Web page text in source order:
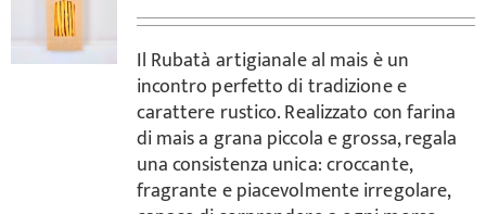
Il Rubatà artigianale al mais è un
incontro perfetto di tradizione e
carattere rustico. Realizzato con farina
di mais a grana piccola e grossa, regala
una consistenza unica: croccante,
fragrante e piacevolmente irregolare,